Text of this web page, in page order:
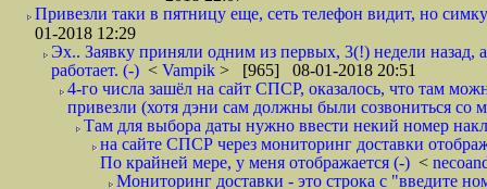
Привезли таки в пятницу еще, сеть телефон видит, но
01-2018 12:29
Эх.. Заявку приняли одним из первых, 3(!) недели назад,
работает. (-) < Vampik > [965] 08-01-2018 20:51
4-го числа зашёл на сайт СПСР, оказалось, что там
привезли (хотя дэни сам должны были созвониться со
Там для выбора даты нужно ввести некий номер
на сайте СПСР через мониторинг доставки
По крайней мере, у меня отображается (-) <
Мониторинг доставки - это строка с "введите